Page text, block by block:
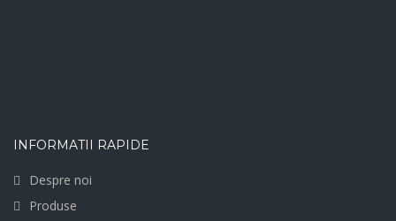
INFORMATII RAPIDE
Despre noi
Produse